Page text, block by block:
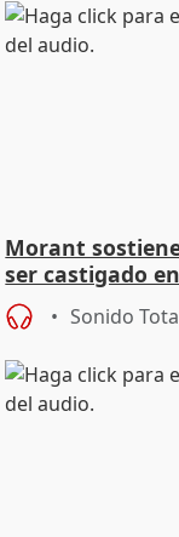
Morant
ser castigado
"pulsión de
Sonido